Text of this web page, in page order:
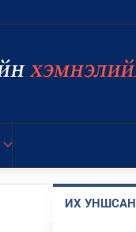
ИХ УНШСАН